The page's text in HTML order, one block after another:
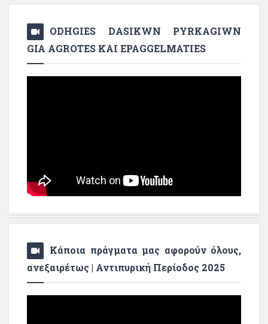
ODHGIES DASIKWN PYRKAGIWN
GIA AGROTES KAI EPAGGELMATIES
Κάποια πράγματα μας αφορούν όλους,
ανεξαιρέτως | Αντιπυρική Περίοδος 2025